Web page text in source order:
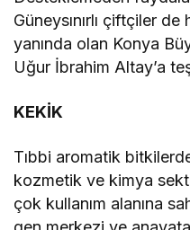
Güneysınırlı çiftçiler
yanında olan Konya
Uğur İbrahim Altay’a
KEKİK
Tıbbi aromatik
kozmetik ve kimya
çok kullanım alanına